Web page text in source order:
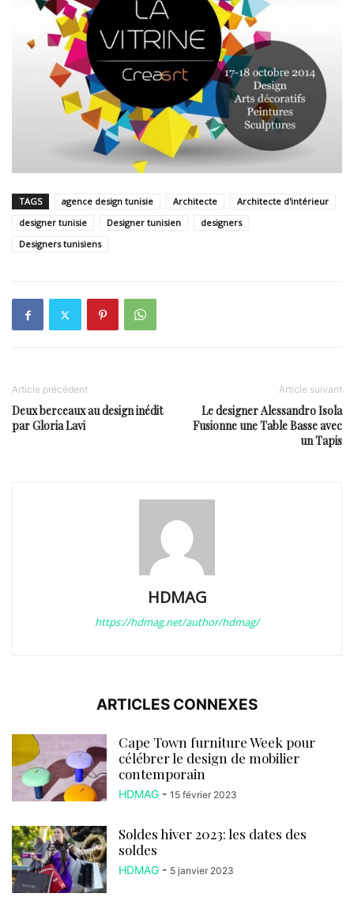
TAGS agence design tunisie Architecte
Architecte d'intérieur
designer tunisie
Designer tunisien
designers
Designers tunisiens
Article précédent
Deux berceaux au design inédit
par Gloria Lavi
Article suivant
Le designer Alessandro Isola
Fusionne une Table Basse avec
un Tapis
HDMAG
https://hdmag.net/author/hdmag/
ARTICLES CONNEXES
Cape Town furniture Week pour
célébrer le design de mobilier
contemporain
HDMAG - 15 février 2023
Soldes hiver 2023: les dates des
soldes
HDMAG - 5 janvier 2023